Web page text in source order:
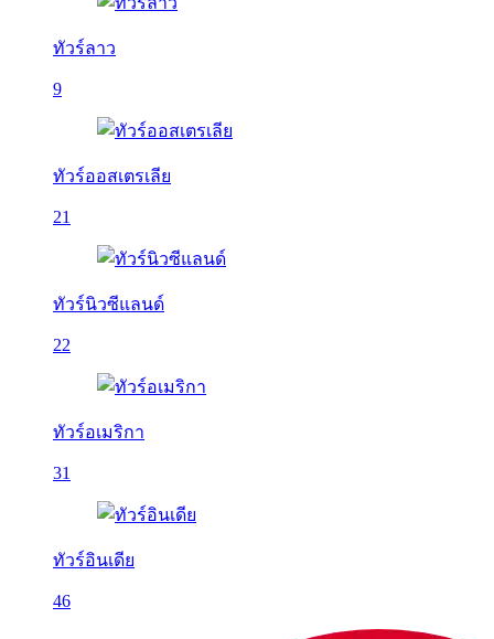
ทัวร์ลาว
9
ทัวร์ออสเตรเลีย
21
ทัวร์นิวซีแลนด์
22
ทัวร์อเมริกา
31
ทัวร์อินเดีย
46